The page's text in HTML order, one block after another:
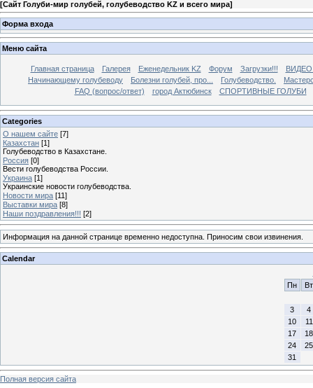
[Сайт Голуби-мир голубей, голубеводство KZ и всего мира]
Форма входа
Меню сайта
Главная страница Галерея Еженедельник KZ Форум Загрузки!!!
Начинающему голубеводу
Болезни голубей, про... Голубеводство.
FAQ (вопрос/ответ)
город Актюбинск СПОРТИВНЫЕ ГОЛУБИ
Categories
О нашем сайте [7]
Казахстан [1]
Голубеводство в Казахстане.
Россия [0]
Вести голубеводства России.
Украина [1]
Украинские новости голубеводства.
Новости мира [11]
Выставки мира [8]
Наши поздравления!!! [2]
Информация на данной странице временно недоступна. Приносим свои извинения.
Calendar
Пн
Вт
3
4
10
11
17
18
24
25
31
Полная версия сайта